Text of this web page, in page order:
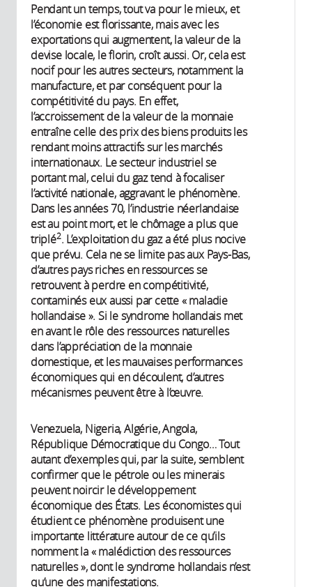
Pendant un temps, tout va pour le mieux, et
l’économie est florissante, mais avec les
exportations qui augmentent, la valeur de la
devise locale, le florin, croît aussi. Or, cela est
nocif pour les autres secteurs, notamment la
manufacture, et par conséquent pour la
compétitivité du pays. En effet,
l’accroissement de la valeur de la monnaie
entraîne celle des prix des biens produits les
rendant moins attractifs sur les marchés
internationaux. Le secteur industriel se
portant mal, celui du gaz tend à focaliser
l’activité nationale, aggravant le phénomène.
Dans les années 70, l’industrie néerlandaise
est au point mort, et le chômage a plus que
triplé2. L’exploitation du gaz a été plus nocive
que prévu. Cela ne se limite pas aux Pays-Bas,
d’autres pays riches en ressources se
retrouvent à perdre en compétitivité,
contaminés eux aussi par cette « maladie
hollandaise ». Si le syndrome hollandais met
en avant le rôle des ressources naturelles
dans l’appréciation de la monnaie
domestique, et les mauvaises performances
économiques qui en découlent, d’autres
mécanismes peuvent être à l’œuvre.
Venezuela, Nigeria, Algérie, Angola,
République Démocratique du Congo… Tout
autant d’exemples qui, par la suite, semblent
confirmer que le pétrole ou les minerais
peuvent noircir le développement
économique des États. Les économistes qui
étudient ce phénomène produisent une
importante littérature autour de ce qu’ils
nomment la « malédiction des ressources
naturelles », dont le syndrome hollandais n’est
qu’une des manifestations.